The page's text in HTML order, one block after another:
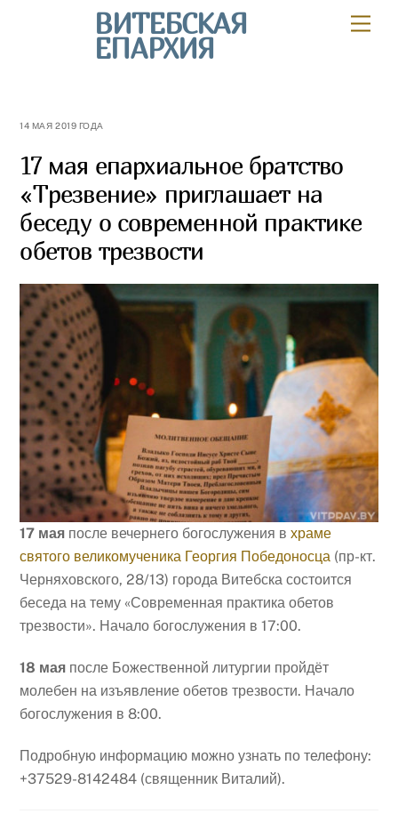
ВИТЕБСКАЯ
ЕПАРХИЯ
14 МАЯ 2019 ГОДА
17 мая епархиальное братство
«Трезвение» приглашает на
беседу о современной практике
обетов трезвости
17 мая после вечернего богослужения вхраме
святого великомученика Георгия Победоносца (пр-кт.
Черняховского, 28/13) города Витебска состоится
беседа на тему «Современная практика обетов
трезвости». Начало богослужения в 17:00.
18 мая после Божественной литургии пройдёт
молебен на изъявление обетов трезвости. Начало
богослужения в 8:00.
Подробную информацию можно узнать по телефону:
+37529-8142484 (священник Виталий).